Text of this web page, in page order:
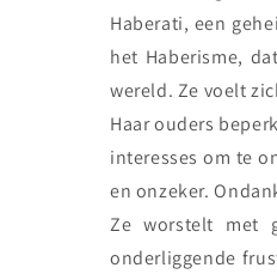
Haberati, een
het Haberisme,
wereld. Ze voelt
Haar ouders
interesses om te
en onzeker.
Ze worstelt met
onderliggende